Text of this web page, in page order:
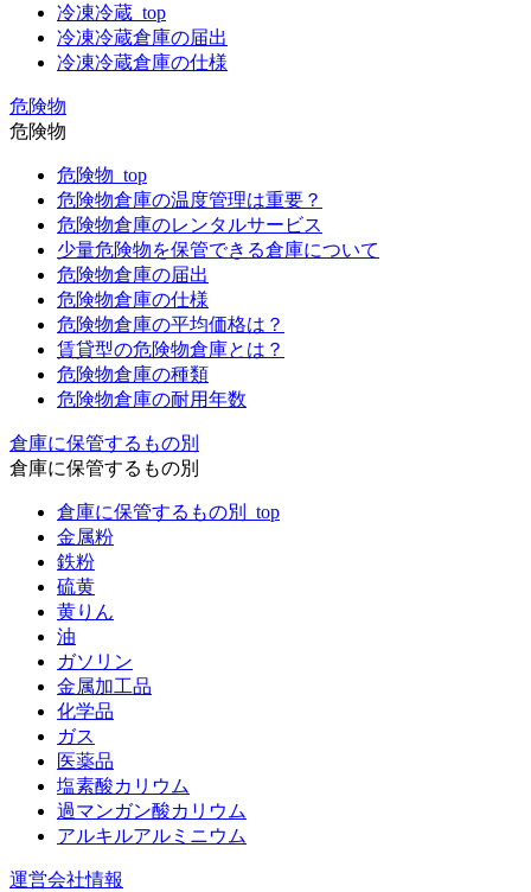
冷凍冷蔵_top
冷凍冷蔵倉庫の届出
冷凍冷蔵倉庫の仕様
危険物
危険物
危険物_top
危険物倉庫の温度管理は重要？
危険物倉庫のレンタルサービス
少量危険物を保管できる倉庫について
危険物倉庫の届出
危険物倉庫の仕様
危険物倉庫の平均価格は？
賃貸型の危険物倉庫とは？
危険物倉庫の種類
危険物倉庫の耐用年数
倉庫に保管するもの別
倉庫に保管するもの別
倉庫に保管するもの別_top
金属粉
鉄粉
硫黄
黄りん
油
ガソリン
金属加工品
化学品
ガス
医薬品
塩素酸カリウム
過マンガン酸カリウム
アルキルアルミニウム
運営会社情報